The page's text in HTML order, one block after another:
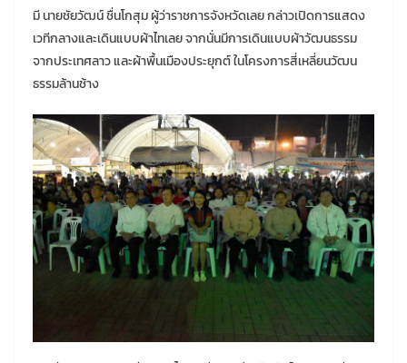
มี นายชัยวัฒน์ ชื่นโกสุม ผู้ว่าราชการจังหวัดเลย กล่าวเปิดการแสดง
เวทีกลางและเดินแบบผ้าไทเลย จากนั่นมีการเดินแบบผ้าวัฒนธรรม
จากประเทศลาว และผ้าพื้นเมืองประยุกต์ ในโครงการสี่เหลี่ยนวัฒน
ธรรมล้านช้าง